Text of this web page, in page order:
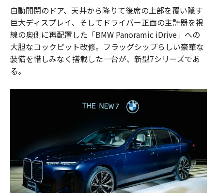
自動開閉のドア、天井から降りて後席の上部を覆い隠す
巨大ディスプレイ、そしてドライバー正面の主計器を視
線の奥側に再配置した「BMW Panoramic iDrive」への
大胆なコックピット改修。フラッグシップらしい豪華な
装備を惜しみなく搭載した一台が、新型7シリーズであ
る。